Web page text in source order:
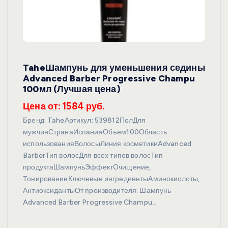
TaheШампунь для уменьшения седины
Advanced Barber Progressive Champu
100мл (Лучшая цена)
Цена от: 1584 руб.
Бренд: TaheАртикул: 539812ПолДля
мужчинСтранаИспанияОбъем100Область
использованияВолосыЛиния косметикиAdvanced
BarberТип волосДля всех типов волосТип
продуктаШампуньЭффектОчищение,
ТонированиеКлючевые ингредиентыАминокислоты,
АнтиоксидантыОт производителя: Шампунь
Advanced Barber Progressive Champu…